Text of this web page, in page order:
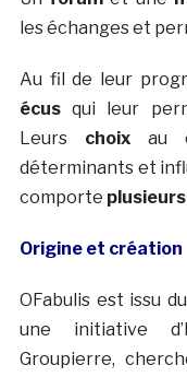
les échanges et
Au fil de leur
écusqui leur
Leurs choixau
déterminants et
comporte
Origine et création
OFabulis est issu
une initiative
Groupierre,